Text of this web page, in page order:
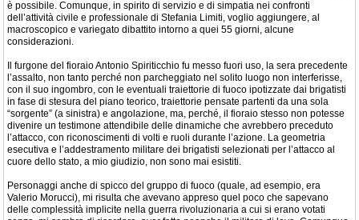
è possibile. Comunque, in spirito di servizio e di simpatia nei confronti
dell’attività civile e professionale di Stefania Limiti, voglio aggiungere, al
macroscopico e variegato dibattito intorno a quei 55 giorni, alcune
considerazioni.
Il furgone del fioraio Antonio Spiriticchio fu messo fuori uso, la sera precedente
l’assalto, non tanto perché non parcheggiato nel solito luogo non interferisse,
con il suo ingombro, con le eventuali traiettorie di fuoco ipotizzate dai brigatisti
in fase di stesura del piano teorico, traiettorie pensate partenti da una sola
“sorgente” (a sinistra) e angolazione, ma, perché, il fioraio stesso non potesse
divenire un testimone attendibile delle dinamiche che avrebbero preceduto
l’attacco, con riconoscimenti di volti e ruoli durante l’azione. La geometria
esecutiva e l’addestramento militare dei brigatisti selezionati per l’attacco al
cuore dello stato, a mio giudizio, non sono mai esistiti.
Personaggi anche di spicco del gruppo di fuoco (quale, ad esempio, era
Valerio Morucci), mi risulta che avevano appreso quel poco che sapevano
delle complessità implicite nella guerra rivoluzionaria a cui si erano votati